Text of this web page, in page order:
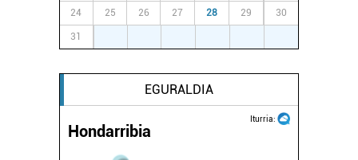
24 25 26 27 28 29 30
31
EGURALDIA
Iturria:
Hondarribia